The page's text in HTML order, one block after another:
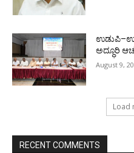
ಅದ್ಧೂರಿ
August 9,
Load
RECENT COMMENTS